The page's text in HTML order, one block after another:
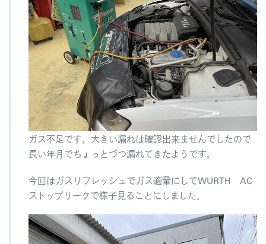
ガス不足です。大きい漏れは確認出来ませんでしたので
長い年月でちょっとづつ漏れてきたようです。
今回はガスリフレッシュでガス適量にしてWURTH AC
ストップリークで様子見ることにしました。